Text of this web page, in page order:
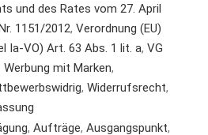
und des Rates vom 27. April
1151/2012, Verordnung (EU)
Ia-VO) Art. 63 Abs. 1 lit. a, VG
Werbung mit Marken,
, Widerrufsrecht,
, Aufträge, Ausgangspunkt,